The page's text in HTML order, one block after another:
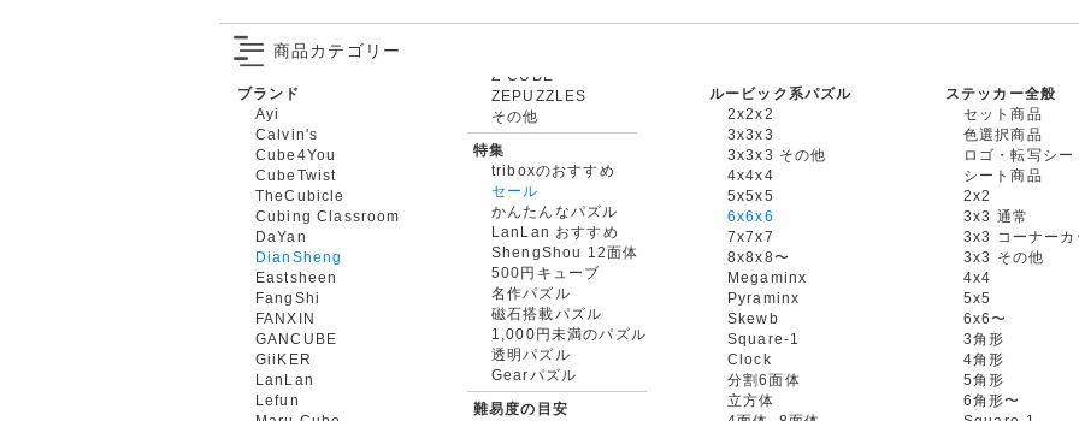
商品カテゴリー
ブランド
Ayi
Calvin's
Cube4You
CubeTwist
TheCubicle
Cubing Classroom
DaYan
DianSheng
Eastsheen
FangShi
FANXIN
GANCUBE
GiiKER
LanLan
Lefun
ZEPUZZLES
その他
特集
triboxのおすすめ
セール
かんたんなパズル
LanLan おすすめ
ShengShou 12面体
500円キューブ
名作パズル
磁石搭載パズル
1,000円未満のパズル
透明パズル
Gearパズル
難易度の目安
ルービック系パズル
2x2x2
3x3x3
3x3x3 その他
4x4x4
5x5x5
6x6x6
7x7x7
8x8x8〜
Megaminx
Pyraminx
Skewb
Square-1
Clock
分割6面体
立方体
ステッカー全般
セット商品
色選択商品
ロゴ・転写シー
シート商品
2x2
3x3 通常
3x3 コーナーカ
3x3 その他
4x4
5x5
6x6〜
3角形
4角形
5角形
6角形〜